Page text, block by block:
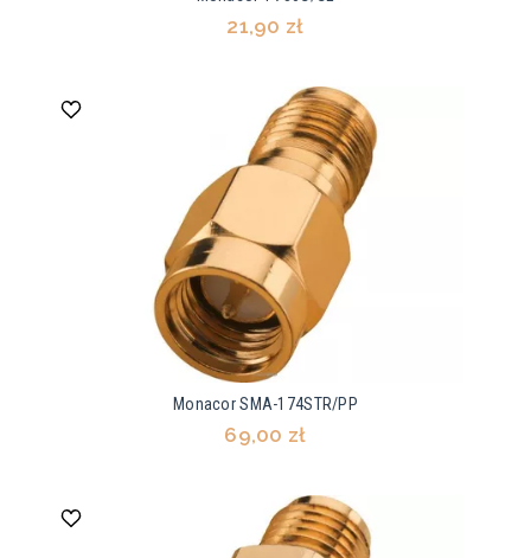
21,90 zł
Monacor SMA-174STR/PP
69,00 zł